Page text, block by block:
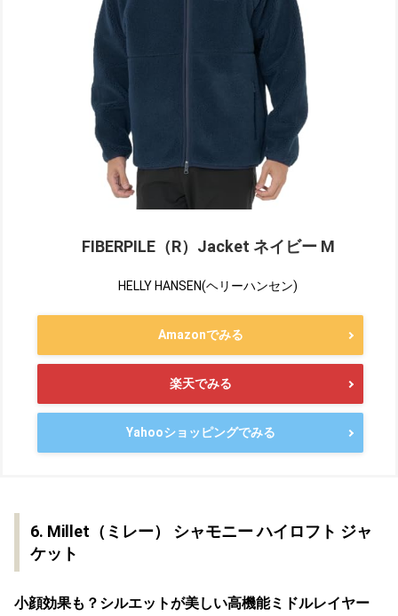
FIBERPILE（R）Jacket ネイビー M
HELLY HANSEN(ヘリーハンセン)
Amazonでみる
楽天でみる
Yahooショッピングでみる
6. Millet（ミレー） シャモニー ハイロフト ジャ
ケット
小顔効果も？シルエットが美しい高機能ミドルレイヤー